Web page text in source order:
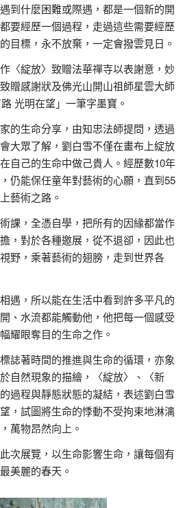
到什麼困難或際遇，都是一個新的開
要經歷一個過程，走過這些需要經歷
目標，永不放棄，一定會撥雲見日。
〈綻放〉致贈法華禪寺以表謝意，妙
贈感謝狀及佛光山開山祖師星雲大師
光明在望」一筆字墨寶。
的生命分享，由知忠法師提問，透過
大眾了解，劉白雪不僅在畫布上綻放
自己的生命中做己貴人。經歷數10年
仍能保任童年對藝術的心願，直到55
藝術之路。
課，全憑自學，把所有的因緣都當作
，對於各種邀展，從不退卻，因此也
野，乘著藝術的翅膀，走到世界各
遇，所以能在生活中看到許多平凡的
、水流都能觸動他，他把每一個感受
耀眼奪目的生命之作。
誌著時間的推進與生命的循環，亦象
自然現象的描繪，〈綻放〉、〈新
過程與靜態狀態的凝結，表述劉白雪
，試圖將生命的悸動不受拘束地淋漓
萬物昂然向上。
次展覽，以生命影響生命，讓每個有
美麗的春天。